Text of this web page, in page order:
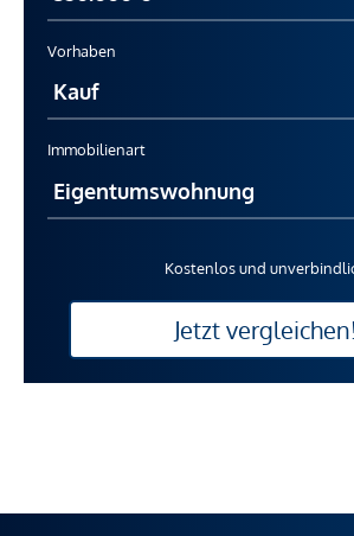
Vorhaben
Immobilienart
Kostenlos und
Jetzt vergleichen!